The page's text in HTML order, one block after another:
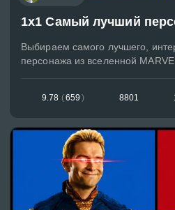
1x1 Самый лучший
Выбираем самого лучшего,
персонажа из вселенной
9.78 (659 ) 8801